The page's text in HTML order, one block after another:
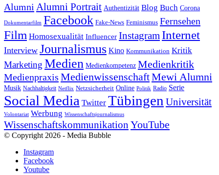
Alumni Alumni Portrait Authentizität Blog Buch Corona
Dokumentarfilm Facebook Fake-News Feminismus Fernsehen
Film Homosexualität Influencer Instagram Internet
Interview Journalismus Kino Kommunikation Kritik
Marketing Medien Medienkompetenz Medienkritik
Medienpraxis MedienwissenschaftMewi Alumni
Musik Nachhaltigkeit Netflix Netzsicherheit Online Politik Radio Serie
Social Media Twitter Tübingen Universität
Volontariat Werbung Wissenschaftsjournalismus
Wissenschaftskommunikation YouTube
© Copyright 2026 - Media Bubble
Instagram
Facebook
Youtube